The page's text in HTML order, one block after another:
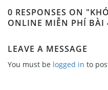
0 RESPONSES ON
ONLINE MIỄN PHÍ BÀI
LEAVE A MESSAGE
You must be logged in to